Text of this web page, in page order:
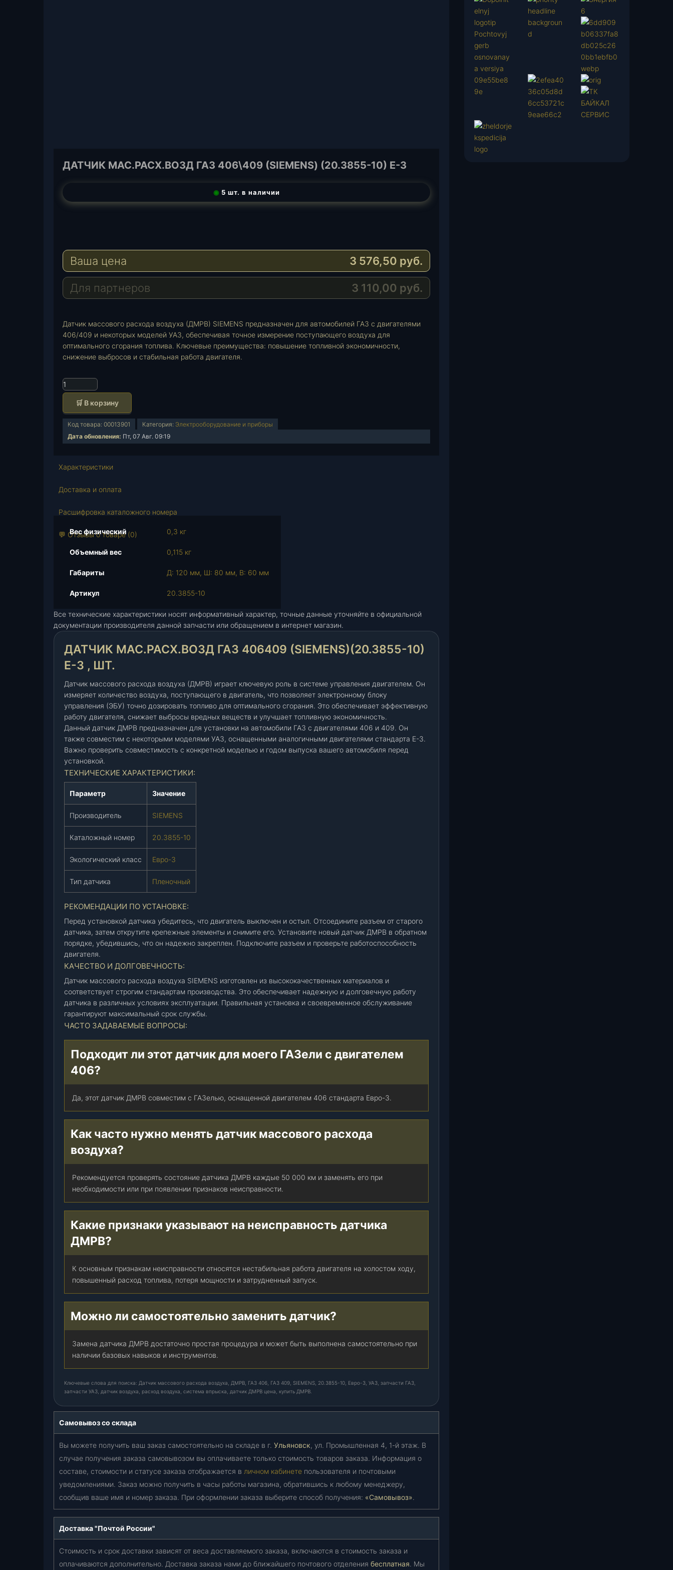
ДАТЧИК МАС.РАСХ.ВОЗД ГАЗ 406\409 (SIEMENS) (20.3855-10) E-3
◉ 5 шт. в наличии
e
r
a
m
a
s
A
p
a
i
l
Ваша цена 3 576,50 руб.
Для партнеров 3 110,00 руб.
Датчик массового расхода воздуха (ДМРВ) SIEMENS предназначен для автомобилей ГАЗ с двигателями
406/409 и некоторых моделей УАЗ, обеспечивая точное измерение поступающего воздуха для
оптимального сгорания топлива. Ключевые преимущества: повышение топливной экономичности,
снижение выбросов и стабильная работа двигателя.
К
о
и
т
о
о
а
и
к
а
с
р
а
с
х
.
в
о
з
д
9
(
E
M
E
N
S
)
(
2
0
.
5
1
0
3
т
.
🛒 В корзину
Код товара: 00013901 Категория: Электрооборудование и приборы
Дата обновления: Пт, 07 Авг. 09:19
Характеристики
Доставка и оплата
Расшифровка каталожного номера
💬 Отзывы о товаре (0)
Вес физический 0,3 кг
Объемный вес 0,115 кг
Габариты Д: 120 мм, Ш: 80 мм, В: 60 мм
Артикул 20.3855-10
Все технические характеристики носят информативный характер, точные данные уточняйте в официальной
документации производителя данной запчасти или обращением в интернет магазин.
ДАТЧИК МАС.РАСХ.ВОЗД ГАЗ 406409 (SIEMENS)(20.3855-10)
E-3 , ШТ.
Датчик массового расхода воздуха (ДМРВ) играет ключевую роль в системе управления двигателем. Он
измеряет количество воздуха, поступающего в двигатель, что позволяет электронному блоку
управления (ЭБУ) точно дозировать топливо для оптимального сгорания. Это обеспечивает эффективную
работу двигателя, снижает выбросы вредных веществ и улучшает топливную экономичность.
Данный датчик ДМРВ предназначен для установки на автомобили ГАЗ с двигателями 406 и 409. Он
также совместим с некоторыми моделями УАЗ, оснащенными аналогичными двигателями стандарта E-3.
Важно проверить совместимость с конкретной моделью и годом выпуска вашего автомобиля перед
установкой.
ТЕХНИЧЕСКИЕ ХАРАКТЕРИСТИКИ:
Параметр Значение
Производитель SIEMENS
Каталожный номер 20.3855-10
Экологический класс Евро-3
Тип датчика Пленочный
РЕКОМЕНДАЦИИ ПО УСТАНОВКЕ:
Перед установкой датчика убедитесь, что двигатель выключен и остыл. Отсоедините разъем от старого
датчика, затем открутите крепежные элементы и снимите его. Установите новый датчик ДМРВ в обратном
порядке, убедившись, что он надежно закреплен. Подключите разъем и проверьте работоспособность
двигателя.
КАЧЕСТВО И ДОЛГОВЕЧНОСТЬ:
Датчик массового расхода воздуха SIEMENS изготовлен из высококачественных материалов и
соответствует строгим стандартам производства. Это обеспечивает надежную и долговечную работу
датчика в различных условиях эксплуатации. Правильная установка и своевременное обслуживание
гарантируют максимальный срок службы.
ЧАСТО ЗАДАВАЕМЫЕ ВОПРОСЫ:
Подходит ли этот датчик для моего ГАЗели с двигателем
406?
Да, этот датчик ДМРВ совместим с ГАЗелью, оснащенной двигателем 406 стандарта Евро-3.
Как часто нужно менять датчик массового расхода
воздуха?
Рекомендуется проверять состояние датчика ДМРВ каждые 50 000 км и заменять его при
необходимости или при появлении признаков неисправности.
Какие признаки указывают на неисправность датчика
ДМРВ?
К основным признакам неисправности относятся нестабильная работа двигателя на холостом ходу,
повышенный расход топлива, потеря мощности и затрудненный запуск.
Можно ли самостоятельно заменить датчик?
Замена датчика ДМРВ достаточно простая процедура и может быть выполнена самостоятельно при
наличии базовых навыков и инструментов.
Ключевые слова для поиска: Датчик массового расхода воздуха, ДМРВ, ГАЗ 406, ГАЗ 409, SIEMENS, 20.3855-10, Евро-3, УАЗ, запчасти ГАЗ,
запчасти УАЗ, датчик воздуха, расход воздуха, система впрыска, датчик ДМРВ цена, купить ДМРВ.
Самовывоз со склада
Вы можете получить ваш заказ самостоятельно на складе в г. Ульяновск, ул. Промышленная 4, 1-й этаж. В
случае получения заказа самовывозом вы оплачиваете только стоимость товаров заказа. Информация о
составе, стоимости и статусе заказа отображается в личном кабинете пользователя и почтовыми
уведомлениями. Заказ можно получить в часы работы магазина, обратившись к любому менеджеру,
сообщив ваше имя и номер заказа. При оформлении заказа выберите способ получения: «Самовывоз».
Доставка "Почтой России"
Стоимость и срок доставки зависят от веса доставляемого заказа, включаются в стоимость заказа и
оплачиваются дополнительно. Доставка заказа нами до ближайшего почтового отделения бесплатная. Мы